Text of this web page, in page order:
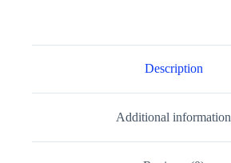
Description
Additional information